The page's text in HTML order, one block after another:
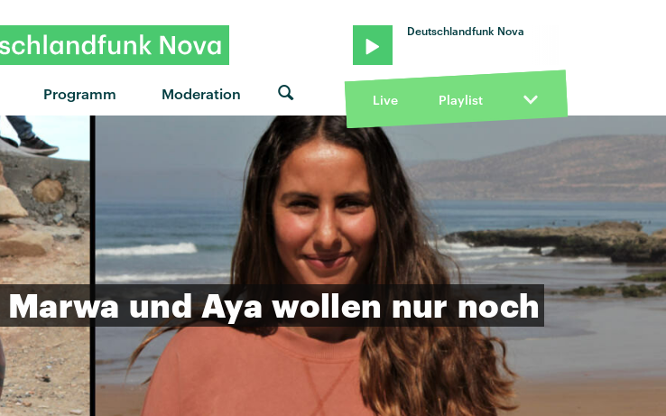
Programm Moderation
Deutschlandfunk Nova
Live Playlist
Marwa und Aya wollen nur noch